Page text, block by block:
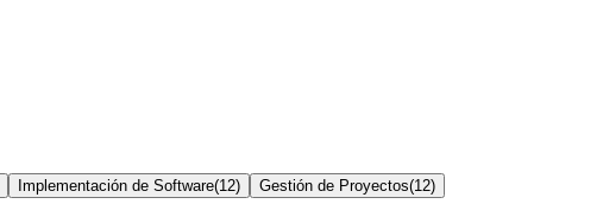
Implementación de Software(12) Gestión de Proyectos(12)